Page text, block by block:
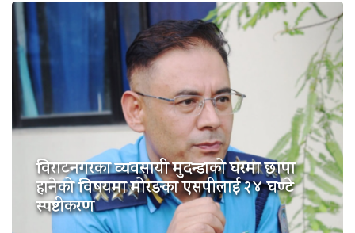
विराटनगरका व्यवसायी मुदन्डाको घरमा छापा
हानेको विषयमा मोरङका एसपीलाई २४ घण्टे
स्पष्टीकरण